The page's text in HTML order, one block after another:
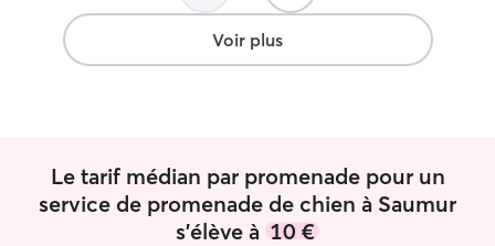
satisfait de l'aide précieuse qu'elle peut
nous apporter à Oxbow et moi. Je
recommande assurément et vivement
pense qu'ils
n'ai pas de
contre j'ai déjà
vos
bonne journée.☀️ Je viens tout juste
Voir plus
Le tarif médian par promenade pour un
service de promenade de chien à Saumur
s'élève à 10 €